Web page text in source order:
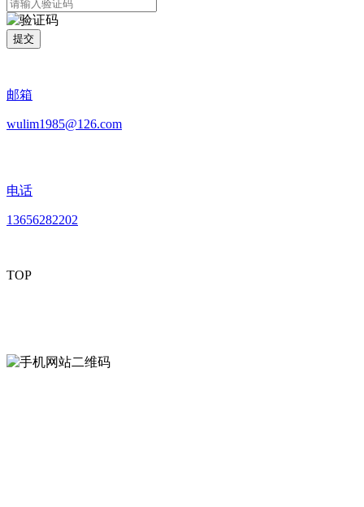
提交
邮箱
wulim1985@126.com
电话
13656282202
TOP